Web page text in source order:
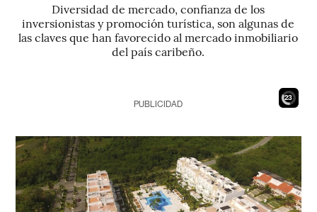
Diversidad de mercado, confianza de los
inversionistas y promoción turística, son algunas de
las claves que han favorecido al mercado inmobiliario
del país caribeño.
21
PUBLICIDAD